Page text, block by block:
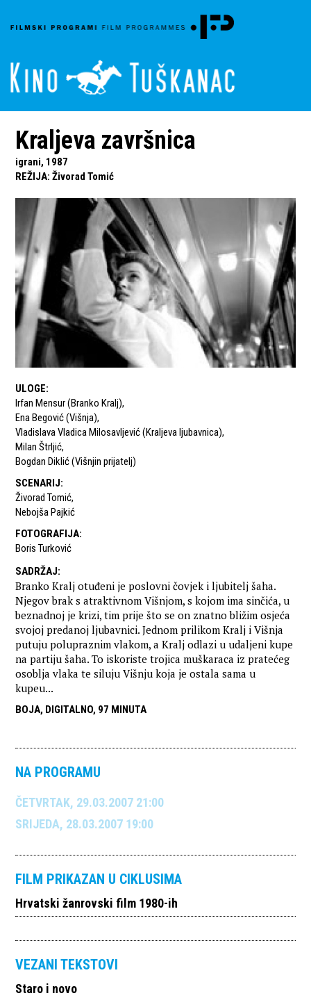
Kraljeva završnica
igrani, 1987
REŽIJA: Živorad Tomić
ULOGE:
Irfan Mensur (Branko Kralj),
Ena Begović (Višnja),
Vladislava Vladica Milosavljević (Kraljeva ljubavnica),
Milan Štrljić,
Bogdan Diklić (Višnjin prijatelj)
SCENARIJ:
Živorad Tomić,
Nebojša Pajkić
FOTOGRAFIJA:
Boris Turković
SADRŽAJ:
Branko Kralj otuđeni je poslovni čovjek i ljubitelj šaha.
Njegov brak s atraktivnom Višnjom, s kojom ima sinčića, u
beznadnoj je krizi, tim prije što se on znatno bližim osjeća
svojoj predanoj ljubavnici. Jednom prilikom Kralj i Višnja
putuju polupraznim vlakom, a Kralj odlazi u udaljeni kupe
na partiju šaha. To iskoriste trojica muškaraca iz pratećeg
osoblja vlaka te siluju Višnju koja je ostala sama u
kupeu...
BOJA, DIGITALNO, 97 MINUTA
NA PROGRAMU
ČETVRTAK, 29.03.2007 21:00
SRIJEDA, 28.03.2007 19:00
FILM PRIKAZAN U CIKLUSIMA
Hrvatski žanrovski film 1980-ih
VEZANI TEKSTOVI
Staro i novo